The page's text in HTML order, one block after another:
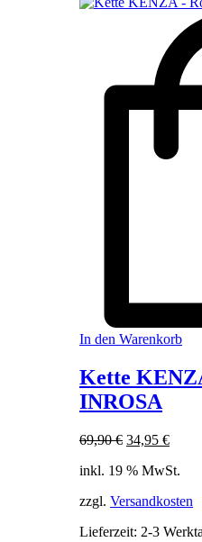
In den Warenkorb
Kette
INROSA
69,90€
war:
34,95 €
ist:
inkl. 19 % MwSt.
zzgl. Versandkosten
Lieferzeit: 2-3